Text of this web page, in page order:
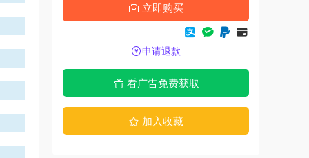
立即购买
申请退款
看广告免费获取
加入收藏